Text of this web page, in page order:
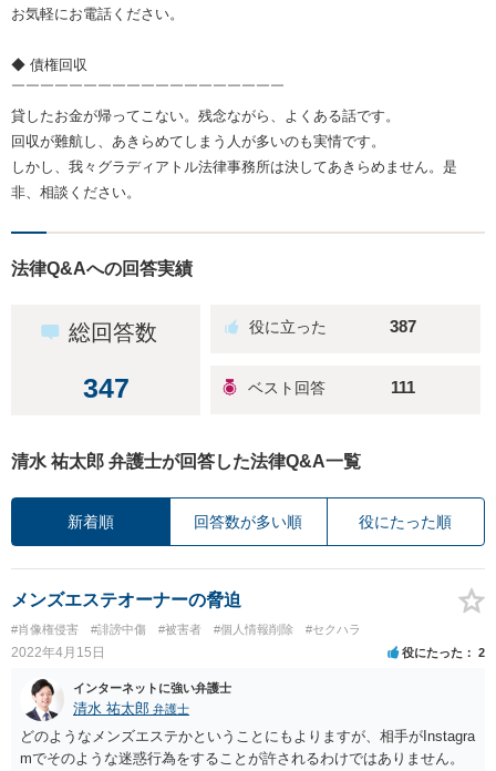
お気軽にお電話ください。
◆ 債権回収
￣￣￣￣￣￣￣￣￣￣￣￣￣￣￣￣￣￣￣
貸したお金が帰ってこない。残念ながら、よくある話です。
回収が難航し、あきらめてしまう人が多いのも実情です。
しかし、我々グラディアトル法律事務所は決してあきらめません。是
非、相談ください。
法律Q&Aへの回答実績
総回答数
347
387
111
清水 祐太郎 弁護士が回答した法律Q&A一覧
新着順 回答数が多い順 役にたった順
メンズエステオーナーの脅迫
#肖像権侵害 #誹謗中傷 #被害者 #個人情報削除 #セクハラ
2022年4月15日 役にたった 2
インターネットに強い弁護士
清水 祐太郎 弁護士
どのようなメンズエステかということにもよりますが、相手がInstagra
mでそのような迷惑行為をすることが許されるわけではありません。